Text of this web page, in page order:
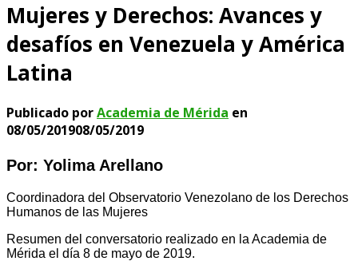
Mujeres y Derechos: Avances y
desafíos en Venezuela y América
Latina
Publicado porAcademia de Mérida en
08/05/201908/05/2019
Por: Yolima Arellano
Coordinadora del Observatorio Venezolano de los Derechos
Humanos de las Mujeres
Resumen del conversatorio realizado en la Academia de
Mérida el día 8 de mayo de 2019.